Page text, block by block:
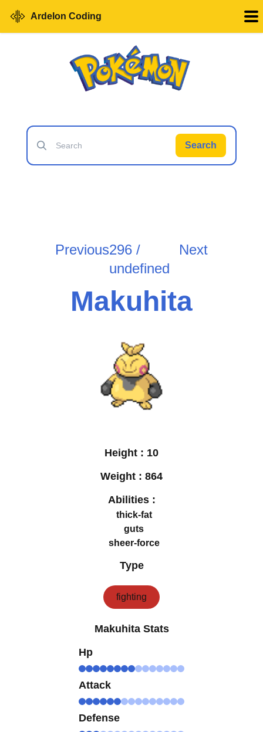
Ardelon Coding
Search
Previous296 /
undefined
Next
Makuhita
Height : 10
Weight : 864
Abilities :
thick-fat
guts
sheer-force
Type
fighting
Makuhita Stats
Hp
Attack
Defense